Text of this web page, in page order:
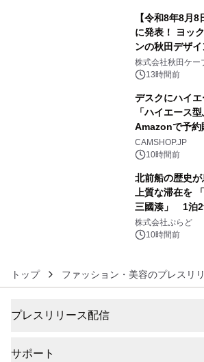
【令和8年8月
に発表！ ヨッ
ンの秋田デザ
秋田犬の子犬と
るパッケージ～
株式会社秋田ケー
13時間前
デスクにハイエ
「ハイエース
Amazonで予約
CAMSHOP.JP
10時間前
北前船の歴史
上質な滞在を
三國湊」 1泊2
株式会社ぷらど
10時間前
トップ ファッション・美容のプレスリ
プレスリリース配信
サポート